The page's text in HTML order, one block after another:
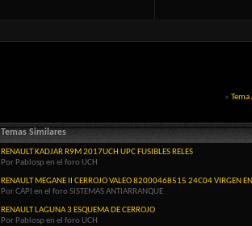
«
Temas Similares
RENAULT KADJAR R9M 2017UCH UPC FUSIBLES RELES
Por Pablosp en el foro UCH
RENAULT MEGANE II CERROJO VALEO 82000468515 24C04 VIRGEN
Por CAPI en el foro SISTEMAS ANTIARRANQUE
RENAULT LAGUNA 3 ESQUEMA DE CERROJO
Por Pablosp en el foro UCH